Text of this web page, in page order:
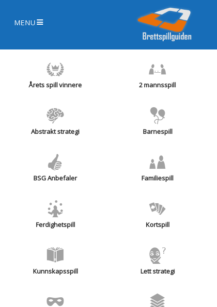
MENU
Årets spill vinnere 2 mannsspill
Abstrakt strategi Barnespill
BSG Anbefaler Familiespill
Ferdighetspill Kortspill
Kunnskapsspill Lett strategi